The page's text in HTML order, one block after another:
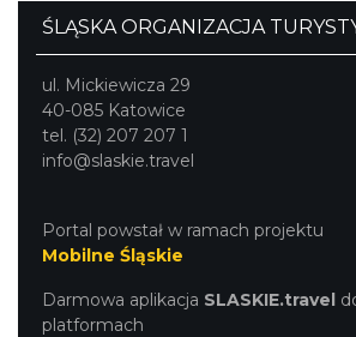
ŚLĄSKA ORGANIZACJA
ul. Mickiewicza 29
40-085 Katowice
tel. (32) 207 207 1
info@slaskie.travel
Portal powstał w ramach projektu
Mobilne Śląskie
Darmowa aplikacja SLASKIE.travel
platformach